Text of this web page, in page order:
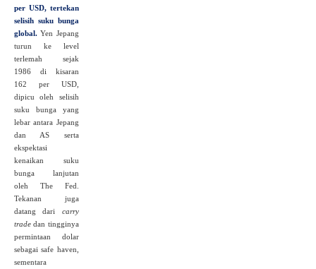
per USD, tertekan
selisih suku bunga
global. Yen Jepang
turun ke level
terlemah sejak
1986 di kisaran
162 per USD,
dipicu oleh selisih
suku bunga yang
lebar antara Jepang
dan AS serta
ekspektasi
kenaikan suku
bunga lanjutan
oleh The Fed.
Tekanan juga
datang dari carry
trade dan tingginya
permintaan dolar
sebagai safe haven,
sementara